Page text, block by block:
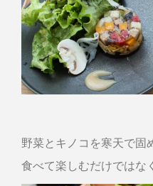
野菜とキノコを寒天で固
食べて楽しむだけではな